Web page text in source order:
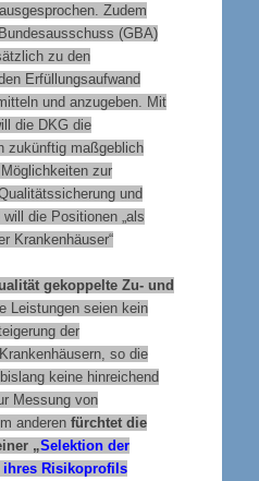
Zudem
(GBA)
zu den
Erfüllungsaufwand
und anzugeben. Mit
die DKG die
zukünftig maßgeblich
zur
und
die Positionen „als
Krankenhäuser“
gekoppelte Zu- und
Leistungen seien kein
der
so die
keine hinreichend
Messung von
anderen fürchtet die
„Selektion der
Risikoprofils